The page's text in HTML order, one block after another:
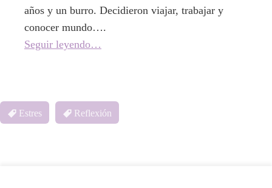
años y un burro. Decidieron viajar, trabajar y
conocer mundo….
Seguir leyendo…
Estres Reflexión